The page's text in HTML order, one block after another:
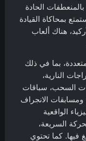
الحادة
بمحاكاة القيادة
هناك ألعاب
بما في ذلك
النارية،
السحب، سباقات
ومسابقات الانجراف
الواقعية
السريعة،
فيها. كما تحتوي